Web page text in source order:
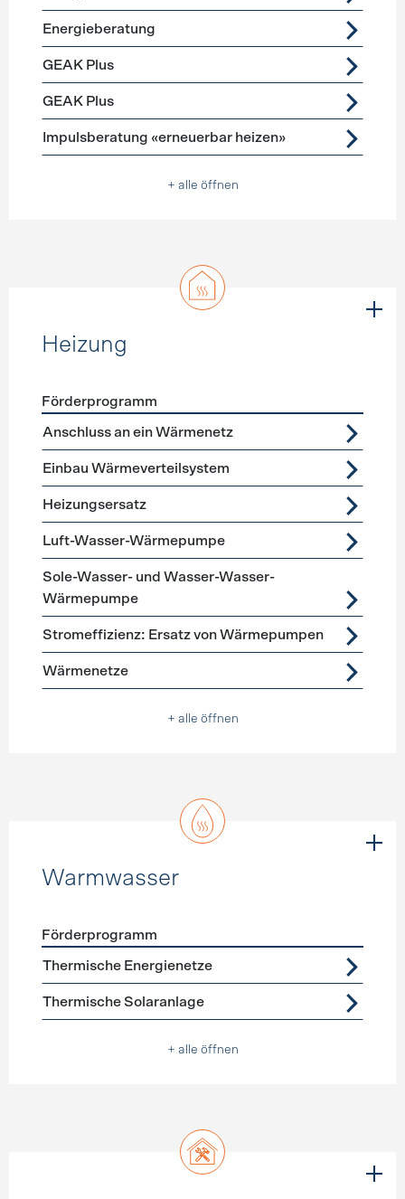
Energieberatung
GEAK Plus
GEAK Plus
Impulsberatung «erneuerbar heizen»
+ alle öffnen
Heizung
Förderprogramme Heizung
Förderprogramm
Anschluss an ein Wärmenetz
Einbau Wärmeverteilsystem
Heizungsersatz
Luft-Wasser-Wärmepumpe
Sole-Wasser- und Wasser-Wasser-
Wärmepumpe
Stromeffizienz: Ersatz von Wärmepumpen
Wärmenetze
+ alle öffnen
Warmwasser
Förderprogramme Warmwasser
Förderprogramm
Thermische Energienetze
Thermische Solaranlage
+ alle öffnen